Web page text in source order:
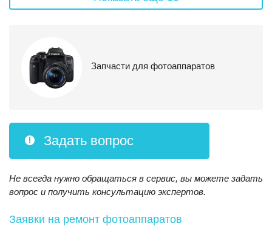
Запчасти для фотоаппаратов
Задать вопрос
Не всегда нужно обращаться в сервис, вы можете задать
вопрос и получить консультацию экспертов.
Заявки на ремонт фотоаппаратов